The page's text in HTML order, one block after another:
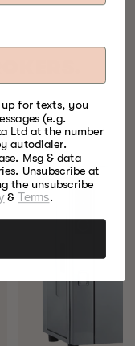
for texts, you
(e.g.
Ltd at the number
autodialer.
Msg & data
Unsubscribe at
the unsubscribe
&Terms.